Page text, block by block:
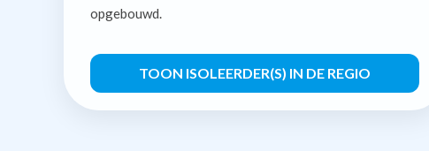
opgebouwd.
TOON ISOLEERDER(S) IN DE REGIO